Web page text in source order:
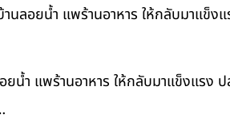
ลอยน้ำ แพร้านอาหาร ให้กลับมาแข็งแ
ำ แพร้านอาหาร ให้กลับมาแข็งแรง ป